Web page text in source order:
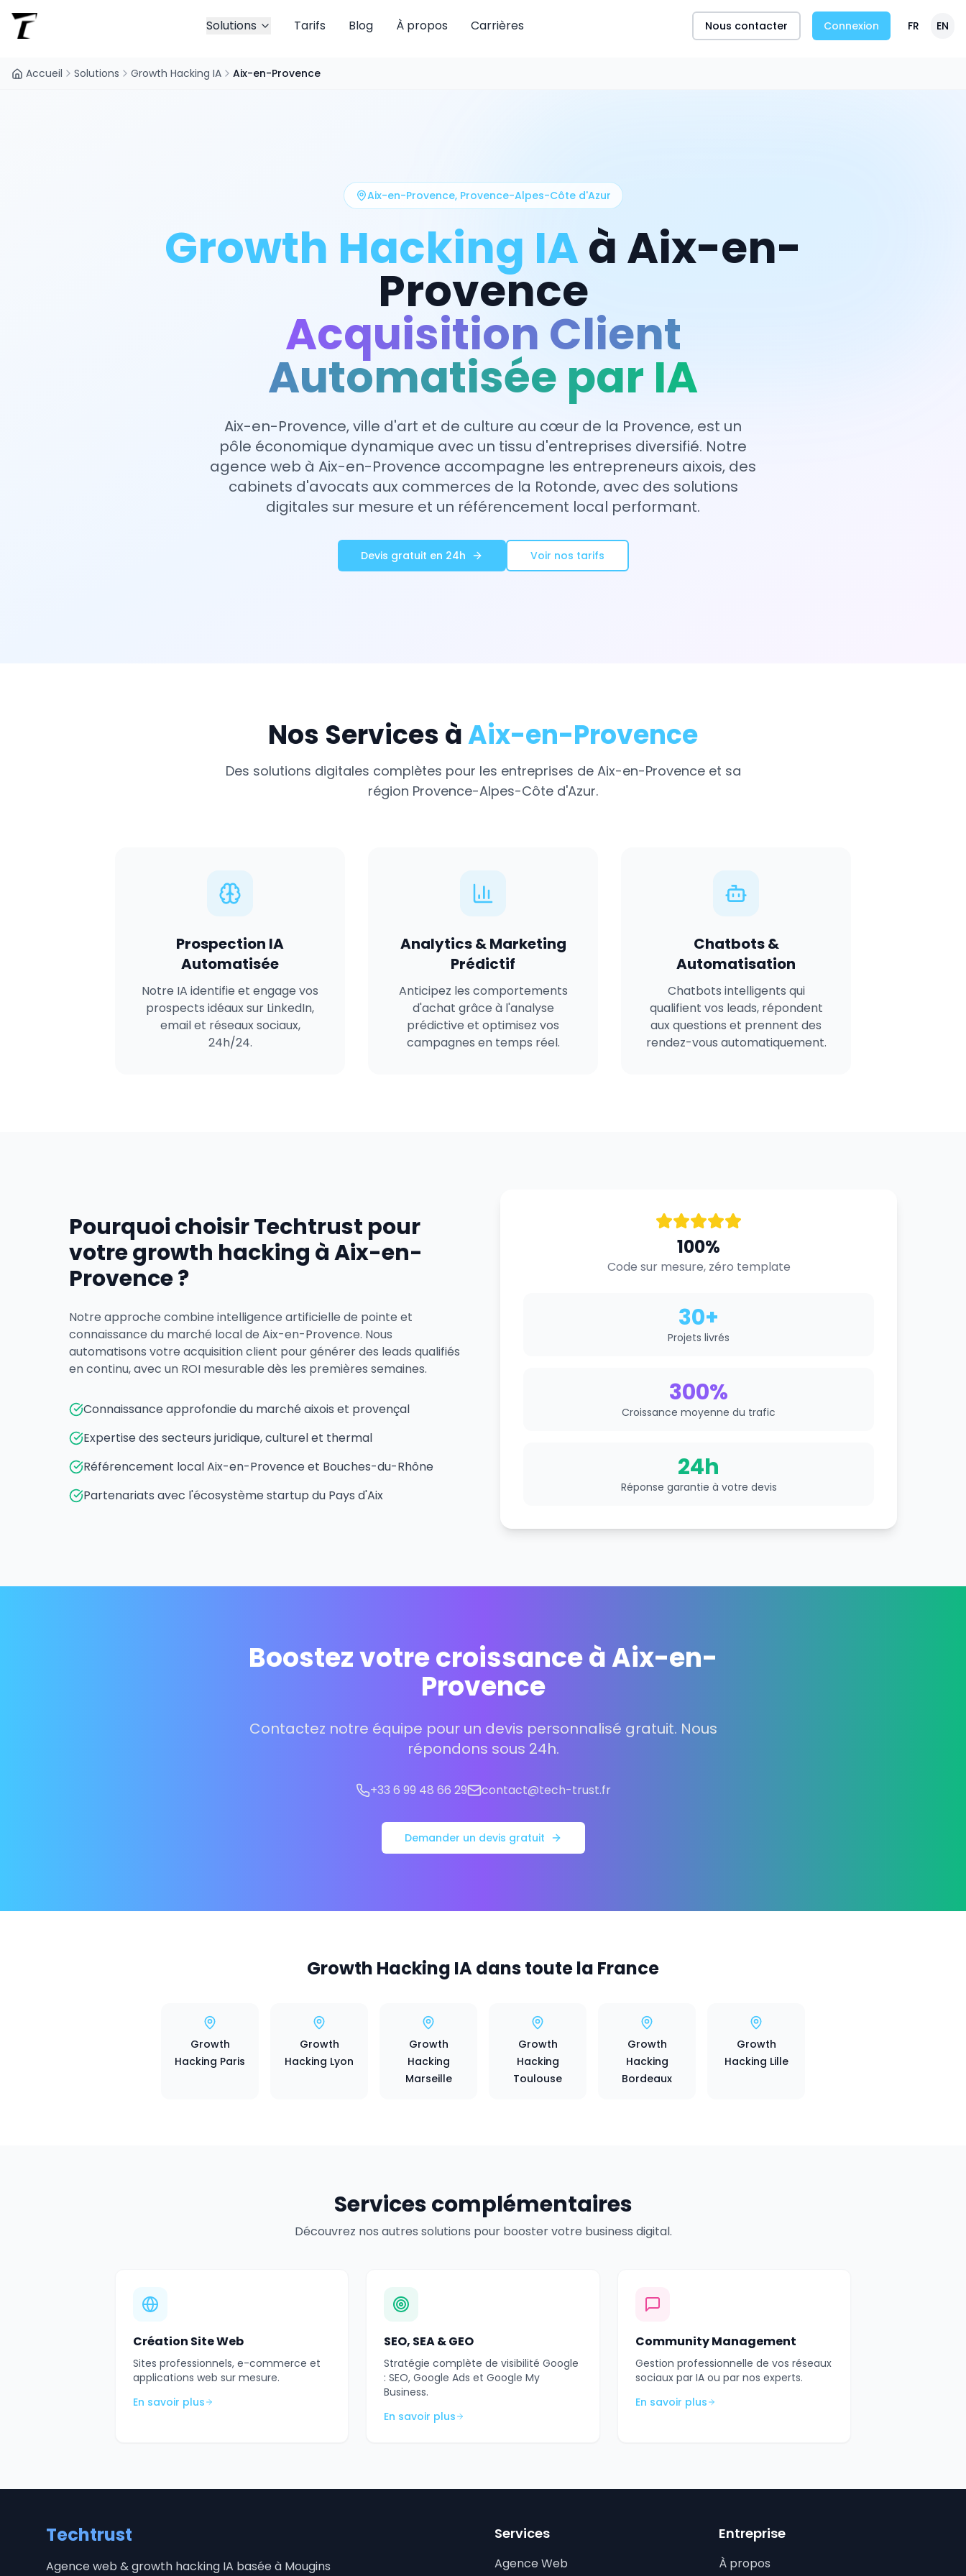
Solutions Tarifs Blog À propos Carrières Nous contacter Connexion FR EN
Accueil Solutions Growth Hacking IA Aix-en-Provence
Aix-en-Provence, Provence-Alpes-Côte d'Azur
Growth Hacking IAà Aix-en-
Provence
Acquisition Client
Automatisée par IA
Aix-en-Provence, ville d'art et de culture au cœur de la Provence, est un
pôle économique dynamique avec un tissu d'entreprises diversifié. Notre
agence web à Aix-en-Provence accompagne les entrepreneurs aixois, des
cabinets d'avocats aux commerces de la Rotonde, avec des solutions
digitales sur mesure et un référencement local performant.
Devis gratuit en 24h Voir nos tarifs
Nos Services àAix-en-Provence
Des solutions digitales complètes pour les entreprises de Aix-en-Provenceet sa
région Provence-Alpes-Côte d'Azur.
Prospection IA
Automatisée
Notre IA identifie et engage vos
prospects idéaux sur LinkedIn,
email et réseaux sociaux,
24h/24.
Analytics & Marketing
Prédictif
Anticipez les comportements
d'achat grâce à l'analyse
prédictive et optimisez vos
campagnes en temps réel.
Chatbots &
Automatisation
Chatbots intelligents qui
qualifient vos leads, répondent
aux questions et prennent des
rendez-vous automatiquement.
Pourquoi choisir Techtrust pour
votre growth hacking à Aix-en-
Provence ?
Notre approche combine intelligence artificielle de pointe et
connaissance du marché local de Aix-en-Provence. Nous
automatisons votre acquisition client pour générer des leads qualifiés
en continu, avec un ROI mesurable dès les premières semaines.
Connaissance approfondie du marché aixois et provençal
Expertise des secteurs juridique, culturel et thermal
Référencement local Aix-en-Provence et Bouches-du-Rhône
Partenariats avec l'écosystème startup du Pays d'Aix
100%
Code sur mesure, zéro template
30+
Projets livrés
300%
Croissance moyenne du trafic
24h
Réponse garantie à votre devis
Boostez votre croissance à Aix-en-
Provence
Contactez notre équipe pour un devis personnalisé gratuit. Nous
répondons sous 24h.
+33 6 99 48 66 29 contact@tech-trust.fr
Demander un devis gratuit
Growth Hacking IA dans toute la France
Growth
Hacking Paris
Growth
Hacking Lyon
Growth
Hacking
Marseille
Growth
Hacking
Toulouse
Growth
Hacking
Bordeaux
Growth
Hacking Lille
Services complémentaires
Découvrez nos autres solutions pour booster votre business digital.
Création Site Web
Sites professionnels, e-commerce et
applications web sur mesure.
En savoir plus
SEO, SEA & GEO
Stratégie complète de visibilité Google
: SEO, Google Ads et Google My
Business.
En savoir plus
Community Management
Gestion professionnelle de vos réseaux
sociaux par IA ou par nos experts.
En savoir plus
Techtrust
Agence web & growth hacking IA basée à Mougins
Services
Agence Web
Entreprise
À propos